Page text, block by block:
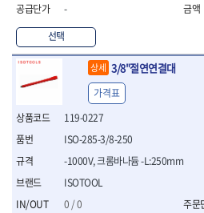
- 절연토크렌치
- 절연콤비네이션렌치
- 절연링렌치
- 절연플라이어
- 절연전공칼
- 절연안전모
- 절연매트
- 방폭소켓
- 방폭라쳇핸들
- 방폭콤비네이션렌치
- 방폭함마스패너
-
선택
상세 3/8"절연연결대
119-0227
ISOTOOL
0 / 0
ISO-285-3/8-250
-1000V, 크롬바나듐 -L:250mm
가격표